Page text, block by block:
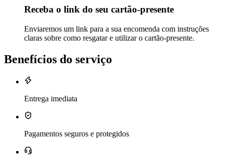
Receba o link do seu cartão-presente
Enviaremos um link para a sua encomenda com instruções
claras sobre como resgatar e utilizar o cartão-presente.
Benefícios do serviço
Entrega imediata
Pagamentos seguros e protegidos